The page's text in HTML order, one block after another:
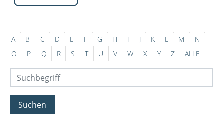
A B C D E F G H I J K L M
N
O
P Q R S T U V W X Y Z ALLE
Suchen